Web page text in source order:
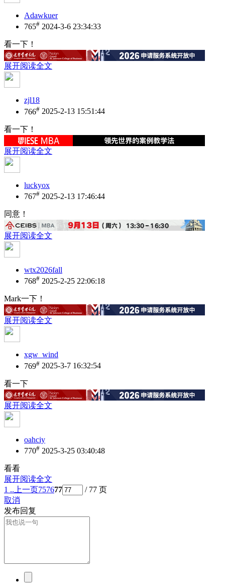
Adawkuer
765# 2024-3-6 23:34:33
看一下！
展开阅读全文
zjl18
766# 2025-2-13 15:51:44
看一下！
展开阅读全文
luckyox
767# 2025-2-13 17:46:44
同意！
展开阅读全文
wtx2026fall
768# 2025-2-25 22:06:18
Mark一下！
展开阅读全文
xgw_wind
769# 2025-3-7 16:32:54
看一下
展开阅读全文
oahciy
770# 2025-3-25 03:40:48
看看
展开阅读全文
1 .. 上一页757677
/ 77 页
取消
发布回复